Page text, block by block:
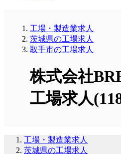
工場・製造業求人
茨城県の工場求人
取手市の工場求人
株式会社
工場求人
工場・製造業求人
茨城県の工場求人